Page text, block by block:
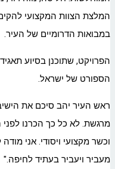
המלצת הצוות המקצועי להקים
במבואות הדרומיים של העיר.
הפרויקט, שתוכנן בסיוע
הספורט של ישראל.
ראש העיר יהב סיכם את
מרגשת. לא כל כך הכרנו
וכשר מקצועי ויסודי. אני
מעביר ויעביר בעתיד לחיפה."